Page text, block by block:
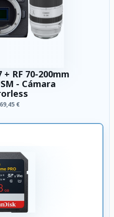
+ RF 70-200mm
- Cámara
€